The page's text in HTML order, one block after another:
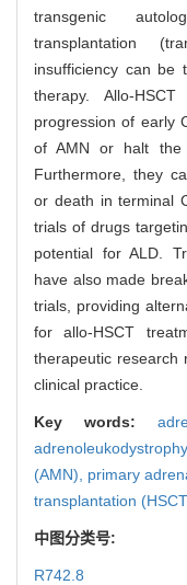
transgenic
transplantation
insufficiency can be
therapy. Allo-
progression of early
of AMN or halt the
Furthermore, they
or death in terminal
trials of drugs
potential for ALD.
have also made
trials, providing
for allo-HSCT
therapeutic research
clinical practice.
Key words:
(AMN), primary
transplantation
中图分类号:
R742.8